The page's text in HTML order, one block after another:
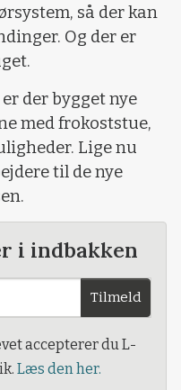
så der kan
Og der er
der bygget nye
med frokoststue,
Lige nu
til de nye
i indbakken
Tilmeld
accepterer du L-
Læs den her.